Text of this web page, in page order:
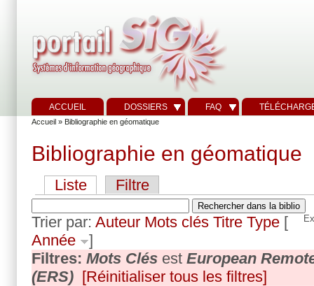
ACCUEIL DOSSIERS FAQ
Accueil » Bibliographie en géomatique
Bibliographie en géomatique
Liste Filtre
Trier par: Auteur Mots clés Titre Type [
Année
]
Filtres: Mots Clés est European
(ERS) [Réinitialiser tous les filtres]